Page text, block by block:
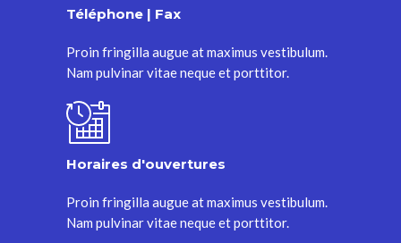
Téléphone | Fax
Proin fringilla augue at maximus vestibulum.
Nam pulvinar vitae neque et porttitor.
Horaires d'ouvertures
Proin fringilla augue at maximus vestibulum.
Nam pulvinar vitae neque et porttitor.